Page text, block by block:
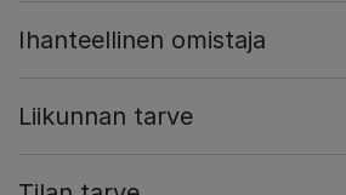
Ihanteellinen omistaja
Liikunnan tarve